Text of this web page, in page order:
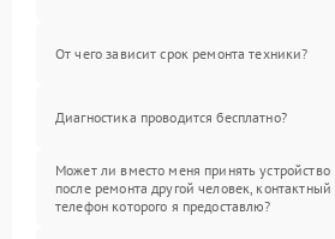
От чего зависит срок ремонта техники?
Диагностика проводится бесплатно?
Может ли вместо меня принять устройство
после ремонта другой человек, контактный
телефон которого я предоставлю?